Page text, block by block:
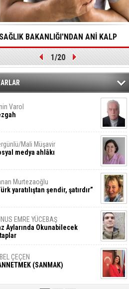
SAĞLIK BAKANLIĞI'NDAN ANİ KALP
DURMALARINA HIZLI MÜDAHALE
YÖNELİK ÖNLENMESİ İÇİN
1/20
Varol
Mali Müşavir
medya ahlâkı
Murtezaoğlu
yaratılıştan şendir, şatırdır”
EMRE YÜCEBAŞ
Aylarında Okunabilecek
ÇEÇEN
(SANMAK)